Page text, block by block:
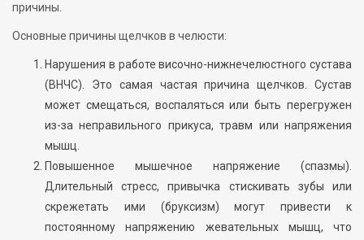
причины.
Основные причины щелчков в челюсти:
Нарушения в работе височно-нижнечелюстного сустава
(ВНЧС). Это самая частая причина щелчков. Сустав
может смещаться, воспаляться или быть перегружен
из-за неправильного прикуса, травм или напряжения
мышц.
Повышенное мышечное напряжение (спазмы).
Длительный стресс, привычка стискивать зубы или
скрежетать ими (бруксизм) могут привести к
постоянному напряжению жевательных мышц, что